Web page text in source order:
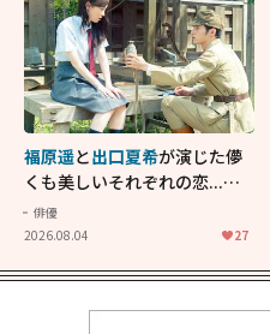
福原遥と出口夏希が演じた儚
くも美しいそれぞれの恋...生
きることの尊さを教えてくれ
た映画「あの花が咲く丘で、
俳優
2026.08.04
27